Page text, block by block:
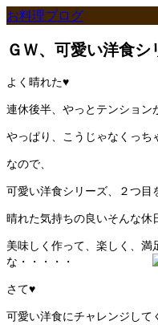
お料理ブログ
ＧＷ、可愛い洋食
よく晴れた♥
連休後半、やっとテンショ
やっぱり、こうじゃなくっち
なので、
可愛い洋食シリーズ、２つ目
晴れた気持ちの良いそんな休
美味しく作って、楽しく、
な・・・・・
さて♥
可愛い洋食にチャレンジして